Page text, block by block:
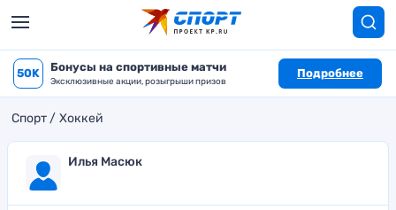
50K Бонусы на спортивные матчи
Эксклюзивные акции, розыгрыши призов
Подробнее
Спорт Хоккей
Илья Масюк